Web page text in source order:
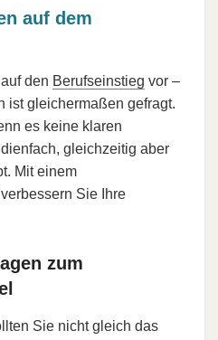
auf dem
den Berufseinstieg vor –
ist gleichermaßen gefragt.
es keine klaren
gleichzeitig aber
Mit einem
Sie Ihre
zum
Sie nicht gleich das